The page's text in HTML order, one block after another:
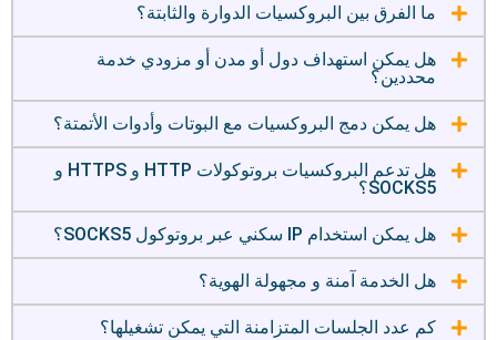
ما الفرق بين البروكسيات الدوارة والثابتة؟
هل يمكن استهداف دول أو مدن أو مزودي خدمة
محددين؟
هل يمكن دمج البروكسيات مع البوتات وأدوات الأتمتة؟
هل تدعم البروكسيات بروتوكولات HTTP و HTTPS و
SOCKS5؟
هل يمكن استخدام IP سكني عبر بروتوكول SOCKS5؟
هل الخدمة آمنة و مجهولة الهوية؟
كم عدد الجلسات المتزامنة التي يمكن تشغيلها؟